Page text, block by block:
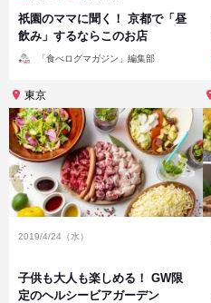
祇園のママに聞く！ 京都で「昼
飲み」するならこのお店
「食べログマガジン」編集部
東京
2019/4/24（水）
子供も大人も楽しめる！ GW限
定のヘルシービアガーデン